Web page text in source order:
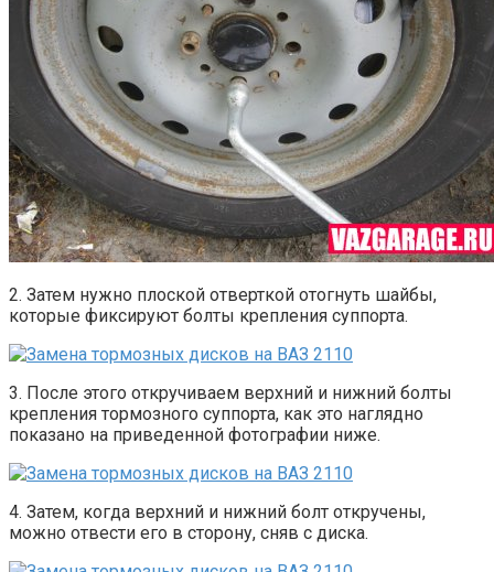
2. Затем нужно плоской отверткой отогнуть шайбы,
которые фиксируют болты крепления суппорта.
3. После этого откручиваем верхний и нижний болты
крепления тормозного суппорта, как это наглядно
показано на приведенной фотографии ниже.
4. Затем, когда верхний и нижний болт откручены,
можно отвести его в сторону, сняв с диска.